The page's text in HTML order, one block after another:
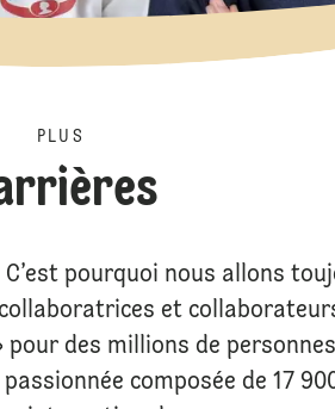
PLUS
pourquoi nous allons
collaboratrices et
des millions de
composée de 17